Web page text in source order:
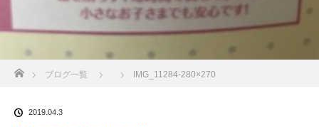
ブログ一覧 IMG_11284-280×270
2019.04.3